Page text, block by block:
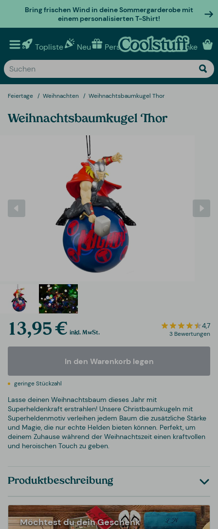
Bring frischen Wind in deine Sommergarderobe mit
einem personalisierten T-Shirt!
Topliste Neu Personalisierte geschenke
Feiertage Weihnachten Weihnachtsbaumkugel Thor
Weihnachtsbaumkugel Thor
13,95 € inkl. MwSt.
4,7
3 Bewertungen
In den Warenkorb legen
geringe Stückzahl
Lasse deinen Weihnachtsbaum dieses Jahr mit
Superheldenkraft erstrahlen! Unsere Christbaumkugeln mit
Superheldenmotiv verleihen jedem Baum die zusätzliche Stärke
und Magie, die nur echte Helden bieten können. Perfekt, um
deinem Zuhause während der Weihnachtszeit einen kraftvollen
und heroischen Touch zu geben.
Produktbeschreibung
Möchtest du dein Geschenk